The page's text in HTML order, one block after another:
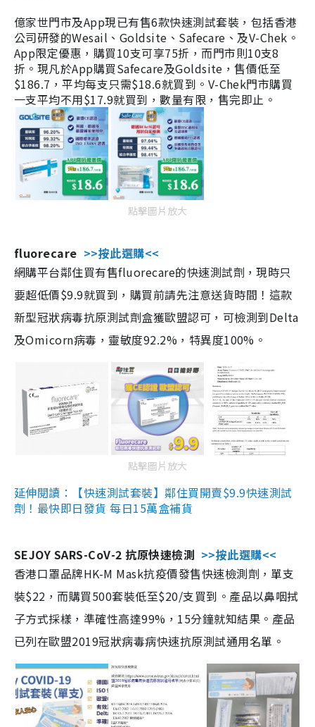
億家世門市及App現已有售6款快速測試套裝，包括香港
公司研發的Wesail、Goldsite、Safecare、及V-Chek。
App限定優惠，購買10支可享75折，而門市則10支8
折。現凡於App購買Safecare及Goldsite，售價低至
$186.7，平均每支只需$18.6就買到。V-Chek門市購買
一支平均不用$17.9就買到，數量有限，售完即止。
點擊圖片放大
fluorecare >>按此選購<<
網購平台鄰住買有售fluorecare的快速測試劑，現時只
要超低價$9.9就買到，購買前請先注意送貨時間！這款
新型冠狀病毒抗原測試劑盒獲歐盟認可，可檢測到Delta
及Omicorn病毒，靈敏度92.2%，特異度100%。
點擊圖片放大
延伸閱讀：【快速測試套裝】鄰住買開賣$9.9快速測試
劑！最快即日發貨 每日15萬盒補貨
SEJOY SARS-CoV-2 抗原快速檢測 >>按此選購<<
香港口罩品牌HK-M Mask抗疫價發售快速檢測劑，單支
裝$22，而購買500套裝低至$20/支買到。產品以鼻咽拭
子方式採樣，準確性高達99%，15分鐘就知結果。產品
已列在歐盟2019冠狀病毒病快速抗原測試通用名單。